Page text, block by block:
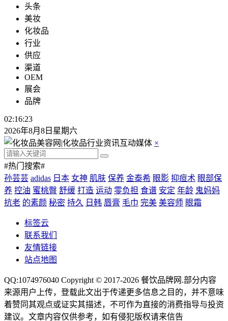
头条
美妆
化妆品
行业
供应
渠道
OEM
展会
品牌
02:16:23
2026年8月8日星期六
×
#热门搜索#
孙芸芸 adidas 日本 女神 肌肤 保养 金泰希 眼影 抑痘术 眼部保
养 控油 蜜桃臀 舒缓 打造 运动 零负担 食谱 安定 年龄 鬼妈妈
抗老 的素颜 秘密 持久 日韩 唇膏 毛巾 完美 美容师 眼霜
标签云
联系我们
友情链接
站点地图
QQ:1074976040 Copyright © 2017-2026 餐饮品牌网 .部分内容
来源用户上传，登载此文出于传递更多信息之目的，并不意味
着赞同其观点或证实其描述，不可作为直接的消费指导与投资
建议。文章内容仅供参考，如有侵犯版权请来信告